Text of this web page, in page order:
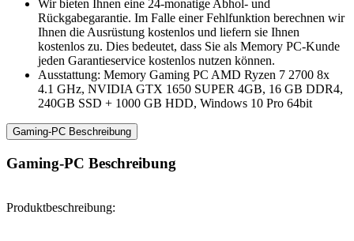
Wir bieten Ihnen eine 24-monatige Abhol- und
Rückgabegarantie. Im Falle einer Fehlfunktion berechnen wir
Ihnen die Ausrüstung kostenlos und liefern sie Ihnen
kostenlos zu. Dies bedeutet, dass Sie als Memory PC-Kunde
jeden Garantieservice kostenlos nutzen können.
Ausstattung: Memory Gaming PC AMD Ryzen 7 2700 8x
4.1 GHz, NVIDIA GTX 1650 SUPER 4GB, 16 GB DDR4,
240GB SSD + 1000 GB HDD, Windows 10 Pro 64bit
Gaming-PC Beschreibung
Gaming-PC Beschreibung
Produktbeschreibung: